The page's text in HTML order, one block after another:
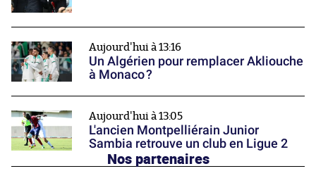
Aujourd'hui à 13:16
Un Algérien pour remplacer Akliouche
à Monaco ?
Aujourd'hui à 13:05
L'ancien Montpelliérain Junior
Sambia retrouve un club en Ligue 2
Nos partenaires